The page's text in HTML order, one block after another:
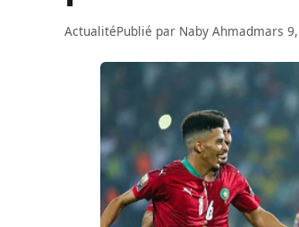
ActualitéPublié par Naby Ahmadmars